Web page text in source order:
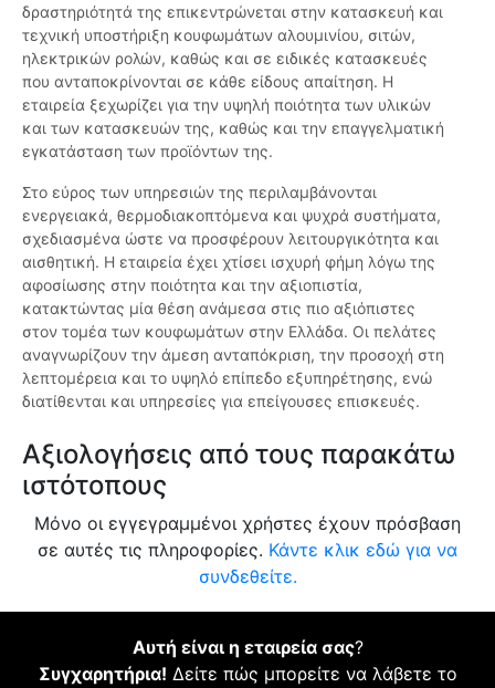
δραστηριότητά της επικεντρώνεται στην κατασκευή και
τεχνική υποστήριξη κουφωμάτων αλουμινίου, σιτών,
ηλεκτρικών ρολών, καθώς και σε ειδικές κατασκευές
που ανταποκρίνονται σε κάθε είδους απαίτηση. Η
εταιρεία ξεχωρίζει για την υψηλή ποιότητα των υλικών
και των κατασκευών της, καθώς και την επαγγελματική
εγκατάσταση των προϊόντων της.
Στο εύρος των υπηρεσιών της περιλαμβάνονται
ενεργειακά, θερμοδιακοπτόμενα και ψυχρά συστήματα,
σχεδιασμένα ώστε να προσφέρουν λειτουργικότητα και
αισθητική. Η εταιρεία έχει χτίσει ισχυρή φήμη λόγω της
αφοσίωσης στην ποιότητα και την αξιοπιστία,
κατακτώντας μία θέση ανάμεσα στις πιο αξιόπιστες
στον τομέα των κουφωμάτων στην Ελλάδα. Οι πελάτες
αναγνωρίζουν την άμεση ανταπόκριση, την προσοχή στη
λεπτομέρεια και το υψηλό επίπεδο εξυπηρέτησης, ενώ
διατίθενται και υπηρεσίες για επείγουσες επισκευές.
Αξιολογήσεις από τους παρακάτω
ιστότοπους
Μόνο οι εγγεγραμμένοι χρήστες έχουν πρόσβαση
σε αυτές τις πληροφορίες. Κάντε κλικ εδώ για να
συνδεθείτε.
Αυτή είναι η εταιρεία σας?
Συγχαρητήρια! Δείτε πώς μπορείτε να λάβετε το